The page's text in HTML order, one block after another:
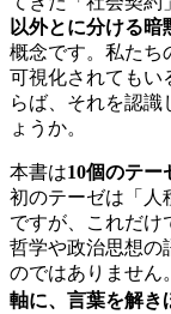
以外とに分ける暗
概念です。私たち
可視化されてもい
らば、それを認識
ょうか。
本書は10個のテー
初のテーゼは「人
ですが、これだけ
哲学や政治思想の
のではありません
軸に、言葉を解